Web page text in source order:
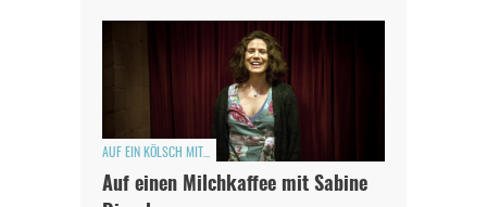
AUF EIN KÖLSCH MIT...
Auf einen Milchkaffee mit Sabine